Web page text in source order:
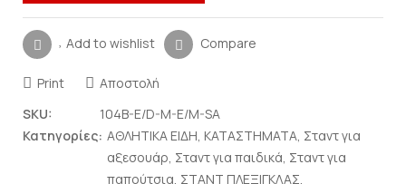
Add to wishlist Compare
Print
Αποστολή
SKU:
104B-E/D-M-E/M-SA
Κατηγορίες: ΑΘΛΗΤΙΚΑ ΕΙΔΗ, ΚΑΤΑΣΤΗΜΑΤΑ, Σταντ για
αξεσουάρ, Σταντ για παιδικά, Σταντ για
παπούτσια, ΣΤΑΝΤ ΠΛΕΞΙΓΚΛΑΣ,